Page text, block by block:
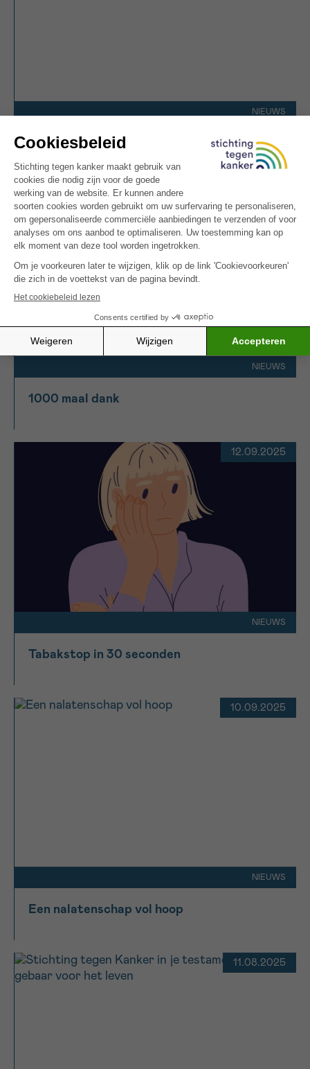
NIEUWS
Virtueel fietsen tegen kanker
NIEUWS
1000 maal dank
12.09.2025
NIEUWS
Tabakstop in 30 seconden
10.09.2025
NIEUWS
Een nalatenschap vol hoop
11.08.2025